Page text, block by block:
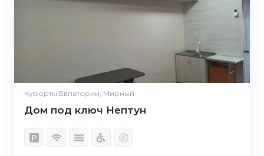
Курорты Евпатории, Мирный
Дом под ключ Нептун